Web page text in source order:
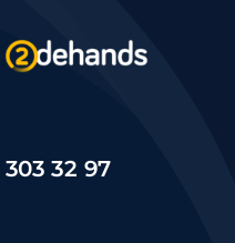
303 32 97